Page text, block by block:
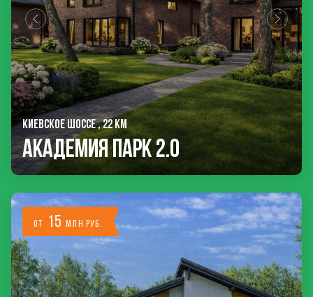
КИЕВСКОЕ ШОССЕ , 22 КМ
Академия Парк 2.0
от 15млн руб.